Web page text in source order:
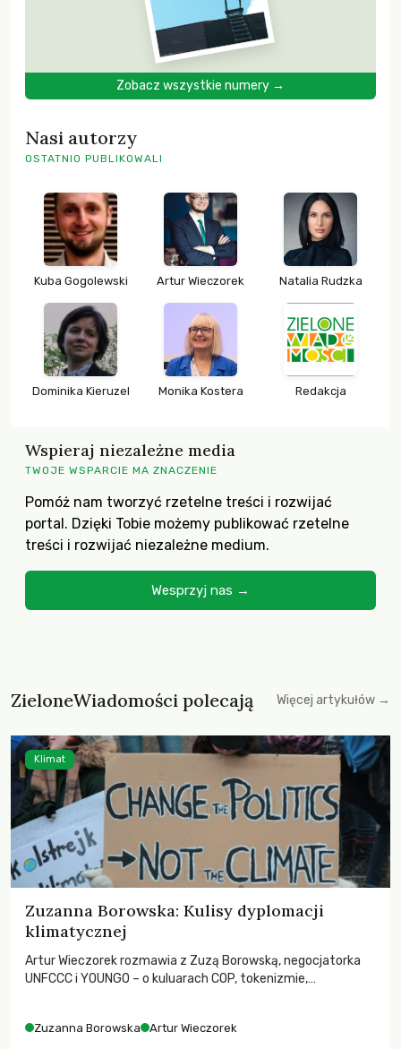
Zobacz wszystkie numery →
Nasi autorzy
OSTATNIO PUBLIKOWALI
Kuba Gogolewski Artur Wieczorek Natalia Rudzka
Dominika Kieruzel Monika Kostera Redakcja
Wspieraj niezależne media
TWOJE WSPARCIE MA ZNACZENIE
Pomóż nam tworzyć rzetelne treści i rozwijać
portal. Dzięki Tobie możemy publikować rzetelne
treści i rozwijać niezależne medium.
Wesprzyj nas →
ZieloneWiadomości polecają Więcej artykułów →
Zuzanna Borowska: Kulisy dyplomacji
klimatycznej
Artur Wieczorek rozmawia z Zuzą Borowską, negocjatorka
UNFCCC i YOUNGO – o kuluarach COP, tokenizmie,
Zuzanna Borowska Artur Wieczorek
Klimat